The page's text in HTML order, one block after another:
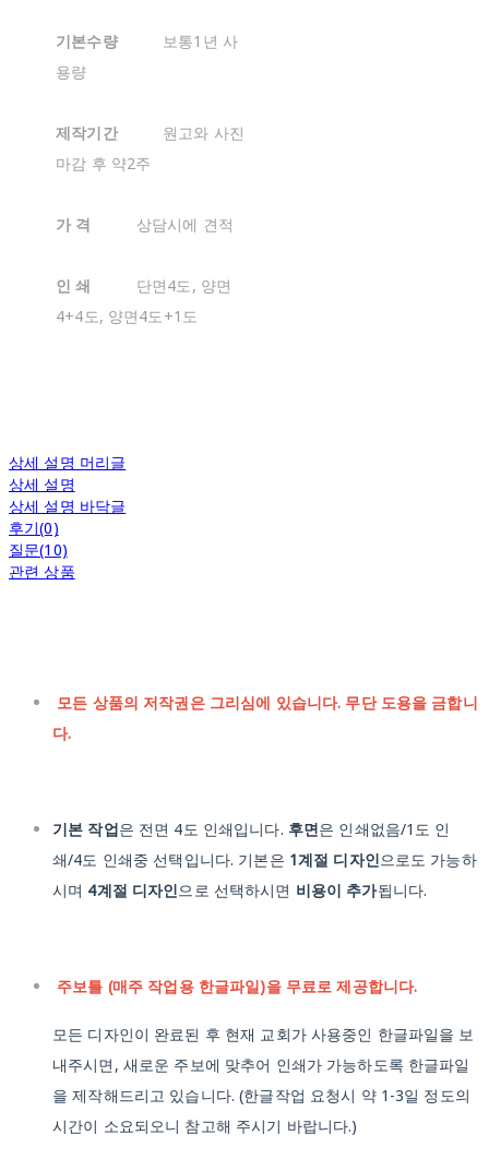
기본수량
보통1년 사
용량
제작기간
원고와 사진
마감 후 약2주
가 격 상담시에 견적
인 쇄
단면4도, 양면
4+4도, 양면4도+1도
상세 설명 머리글
상세 설명
상세 설명 바닥글
후기(0)
질문(10)
관련 상품
모든 상품의 저작권은 그리심에 있습니다. 무단 도용을 금합니
다.
기본 작업은 전면 4도 인쇄입니다. 후면은 인쇄없음/1도 인
쇄/4도 인쇄중 선택입니다. 기본은 1계절 디자인으로도 가능하
시며 4계절 디자인으로 선택하시면 비용이 추가됩니다.
주보틀 (매주 작업용 한글파일)을 무료로 제공합니다.
모든 디자인이 완료된 후 현재 교회가 사용중인 한글파일을 보
내주시면, 새로운 주보에 맞추어 인쇄가 가능하도록 한글파일
을 제작해드리고 있습니다.(한글작업 요청시 약 1-3일 정도의
시간이 소요되오니 참고해 주시기 바랍니다.)